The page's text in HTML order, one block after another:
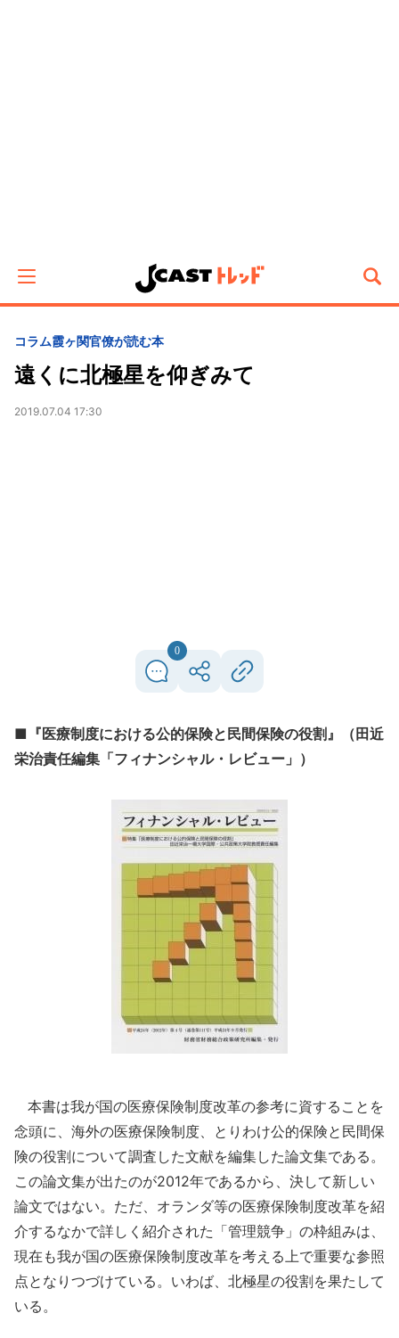
コラム霞ヶ関官僚が読む本
遠くに北極星を仰ぎみて
2019.07.04 17:30
0
■『医療制度における公的保険と民間保険の役割』（田近
栄治責任編集「フィナンシャル・レビュー」）
本書は我が国の医療保険制度改革の参考に資することを
念頭に、海外の医療保険制度、とりわけ公的保険と民間保
険の役割について調査した文献を編集した論文集である。
この論文集が出たのが2012年であるから、決して新しい
論文ではない。ただ、オランダ等の医療保険制度改革を紹
介するなかで詳しく紹介された「管理競争」の枠組みは、
現在も我が国の医療保険制度改革を考える上で重要な参照
点となりつづけている。いわば、北極星の役割を果たして
いる。